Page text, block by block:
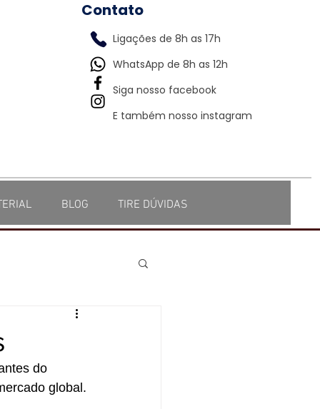
Contato
Ligações de 8h as 17h
WhatsApp de 8h as 12h
Siga nosso facebook
E também nosso instagram
BLOG TIRE DÚVIDAS
do
global.